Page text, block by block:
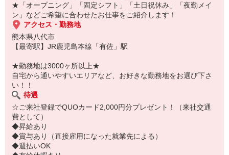
★「オープニング」「固定シフト」「土日祝休み」「夜勤メイ
ン」などご希望に合わせたお仕事をご紹介します！
アクセス・勤務地
熊本県八代市
【最寄駅】JR鹿児島本線「有佐」駅
★勤務地は3000ヶ所以上★
自宅から通いやすいエリアなど、お好きな勤務地をお選び下さ
い！！
待遇
☆ご来社登録でQUOカード2,000円分プレゼント！（来社交通
費として）
◆昇給あり
◆賞与あり（直接雇用になった就業先による）
◆週払いOK